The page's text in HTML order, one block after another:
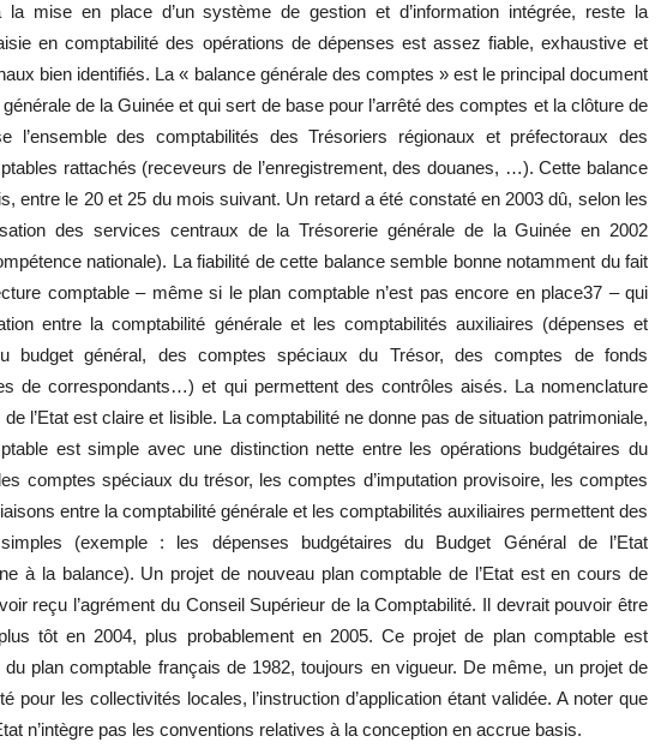
la mise en place d’un système de gestion et d’information intégrée, reste la
en comptabilité des opérations de dépenses est assez fiable, exhaustive et
bien identifiés. La « balance générale des comptes » est le principal document
de la Guinée et qui sert de base pour l’arrêté des comptes et la clôture de
l’ensemble des comptabilités des Trésoriers régionaux et préfectoraux des
rattachés (receveurs de l’enregistrement, des douanes, …). Cette balance
entre le 20 et 25 du mois suivant. Un retard a été constaté en 2003 dû, selon les
des services centraux de la Trésorerie générale de la Guinée en 2002
nationale). La fiabilité de cette balance semble bonne notamment du fait
comptable – même si le plan comptable n’est pas encore en place37 – qui
entre la comptabilité générale et les comptabilités auxiliaires (dépenses et
budget général, des comptes spéciaux du Trésor, des comptes de fonds
de correspondants…) et qui permettent des contrôles aisés. La nomenclature
l’Etat est claire et lisible. La comptabilité ne donne pas de situation patrimoniale,
est simple avec une distinction nette entre les opérations budgétaires du
comptes spéciaux du trésor, les comptes d’imputation provisoire, les comptes
entre la comptabilité générale et les comptabilités auxiliaires permettent des
(exemple : les dépenses budgétaires du Budget Général de l’Etat
à la balance). Un projet de nouveau plan comptable de l’Etat est en cours de
reçu l’agrément du Conseil Supérieur de la Comptabilité. Il devrait pouvoir être
tôt en 2004, plus probablement en 2005. Ce projet de plan comptable est
plan comptable français de 1982, toujours en vigueur. De même, un projet de
pour les collectivités locales, l’instruction d’application étant validée. A noter que
n’intègre pas les conventions relatives à la conception en accrue basis.